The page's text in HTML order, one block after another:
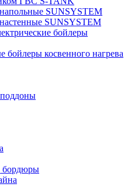
SUNSYSTEM
SUNSYSTEM
бойлеры
косвенного нагрева
бордюры